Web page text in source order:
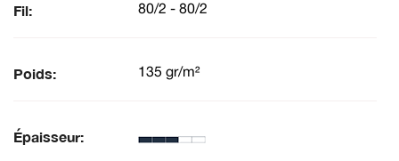
Fil: 80/2 - 80/2
Poids: 135 gr/m²
Épaisseur: